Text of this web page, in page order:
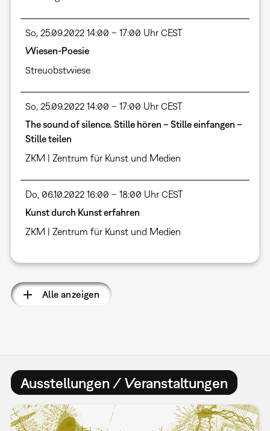
So, 25.09.2022 14:00 – 17:00 Uhr CEST
Wiesen-Poesie
Streuobstwiese
So, 25.09.2022 14:00 – 17:00 Uhr CEST
The sound of silence. Stille hören – Stille einfangen –
Stille teilen
ZKM | Zentrum für Kunst und Medien
Do, 06.10.2022 16:00 – 18:00 Uhr CEST
Kunst durch Kunst erfahren
ZKM | Zentrum für Kunst und Medien
Alle anzeigen
Ausstellungen / Veranstaltungen